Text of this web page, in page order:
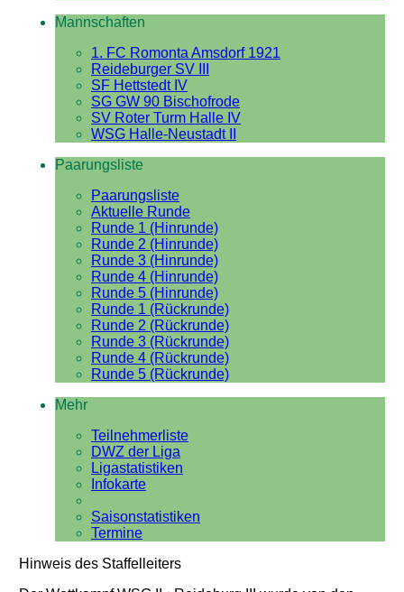
Mannschaften
1. FC Romonta Amsdorf 1921
Reideburger SV III
SF Hettstedt IV
SG GW 90 Bischofrode
SV Roter Turm Halle IV
WSG Halle-Neustadt II
Paarungsliste
Paarungsliste
Aktuelle Runde
Runde 1 (Hinrunde)
Runde 2 (Hinrunde)
Runde 3 (Hinrunde)
Runde 4 (Hinrunde)
Runde 5 (Hinrunde)
Runde 1 (Rückrunde)
Runde 2 (Rückrunde)
Runde 3 (Rückrunde)
Runde 4 (Rückrunde)
Runde 5 (Rückrunde)
Mehr
Teilnehmerliste
DWZ der Liga
Ligastatistiken
Infokarte
Saisonstatistiken
Termine
Hinweis des Staffelleiters